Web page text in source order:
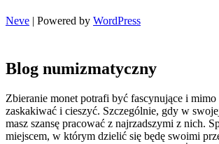
Neve | Powered by WordPress
Blog numizmatyczny
Zbieranie monet potrafi być fascynujące i
zaskakiwać i cieszyć. Szczególnie, gdy w
masz szansę pracować z najrzadszymi z nich.
miejscem, w którym dzielić się będę swoimi